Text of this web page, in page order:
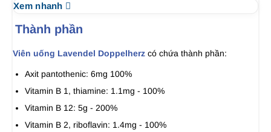
Xem nhanh
Thành phần
Viên uống Lavendel Doppelherz có chứa thành phần:
Axit pantothenic: 6mg 100%
Vitamin B 1, thiamine: 1.1mg - 100%
Vitamin B 12: 5g - 200%
Vitamin B 2, riboflavin: 1.4mg - 100%